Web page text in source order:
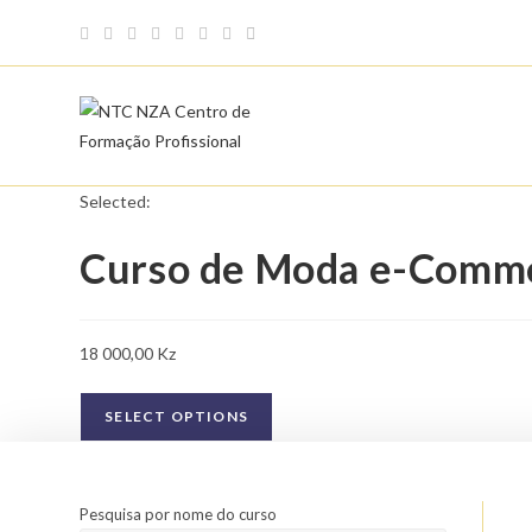
content
Selected:
Curso de Moda e-
18 000,00 Kz
SELECT OPTIONS
Pesquisa por nome do curso